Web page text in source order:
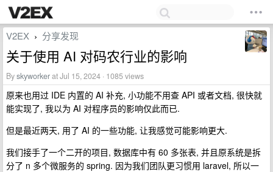
V2EX › 分享发现
关于使用 AI 对码农行业的影响
Byskyworkerat Jul 15, 2024 · 1085 views
原来也用过 IDE 内置的 AI 补充, 小功能不用查 API 或者文档, 很快就
能实现了, 我以为 AI 对程序员的影响仅此而已.
但是最近两天, 用了 AI 的一些功能, 让我感觉可能影响更大.
我们接手了一个二开的项目, 数据库中有 60 多张表, 并且原系统是拆
分了 n 多个微服务的 spring. 因为我们团队更习惯用 laravel, 所以一